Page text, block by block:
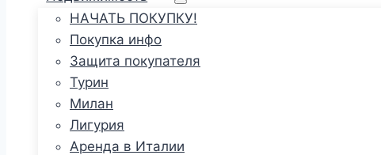
НАЧАТЬ ПОКУПКУ!
Покупка инфо
Защита покупателя
Турин
Милан
Лигурия
Аренда в Италии